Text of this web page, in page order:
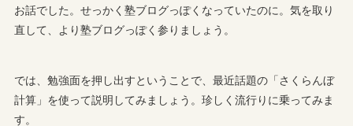
お話でした。せっかく塾ブログっぽくなっていたのに。気を取り
直して、より塾ブログっぽく参りましょう。
では、勉強面を押し出すということで、最近話題の「さくらんぼ
計算」を使って説明してみましょう。珍しく流行りに乗ってみま
す。